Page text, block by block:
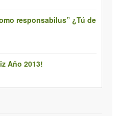
responsabilus” ¿Tú de
Año 2013!